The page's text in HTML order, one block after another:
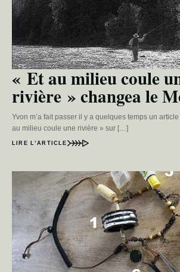
« Et au milieu coule
rivière » changea le
Yvon m’a fait passer il y a quelques temps un
au milieu coule une rivière » sur […]
LIRE L’ARTICLE